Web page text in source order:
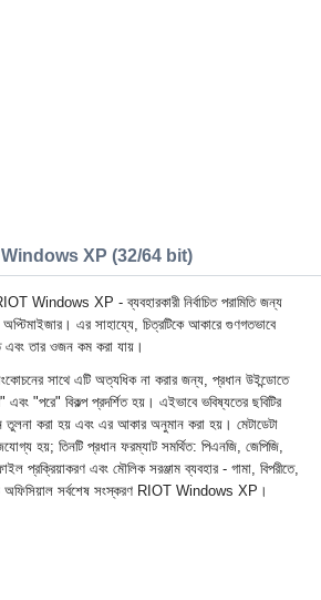
Windows XP (32/64 bit)
Windows XP - ব্যবহারকারী নির্বাচিত পরামিতি জন্য
এর সাহায্যে, চিত্রটিকে আকারে গুণগতভাবে
এবং তার ওজন কম করা যায়।
সাথে এটি অত্যধিক না করার জন্য, প্রধান উইন্ডোতে
"পরে" বিকল্প প্রদর্শিত হয়। এইভাবে ভবিষ্যতের ছবিটির
তুলনা করা হয় এবং এর আকার অনুমান করা হয়। মেটাডেটা
হয়; তিনটি প্রধান ফরম্যাট সমর্থিত: পিএনজি, জেপিজি,
এবং মৌলিক সরঞ্জাম ব্যবহার - গামা, বিপরীতে,
অফিসিয়াল সর্বশেষ সংস্করণ RIOT Windows XP।